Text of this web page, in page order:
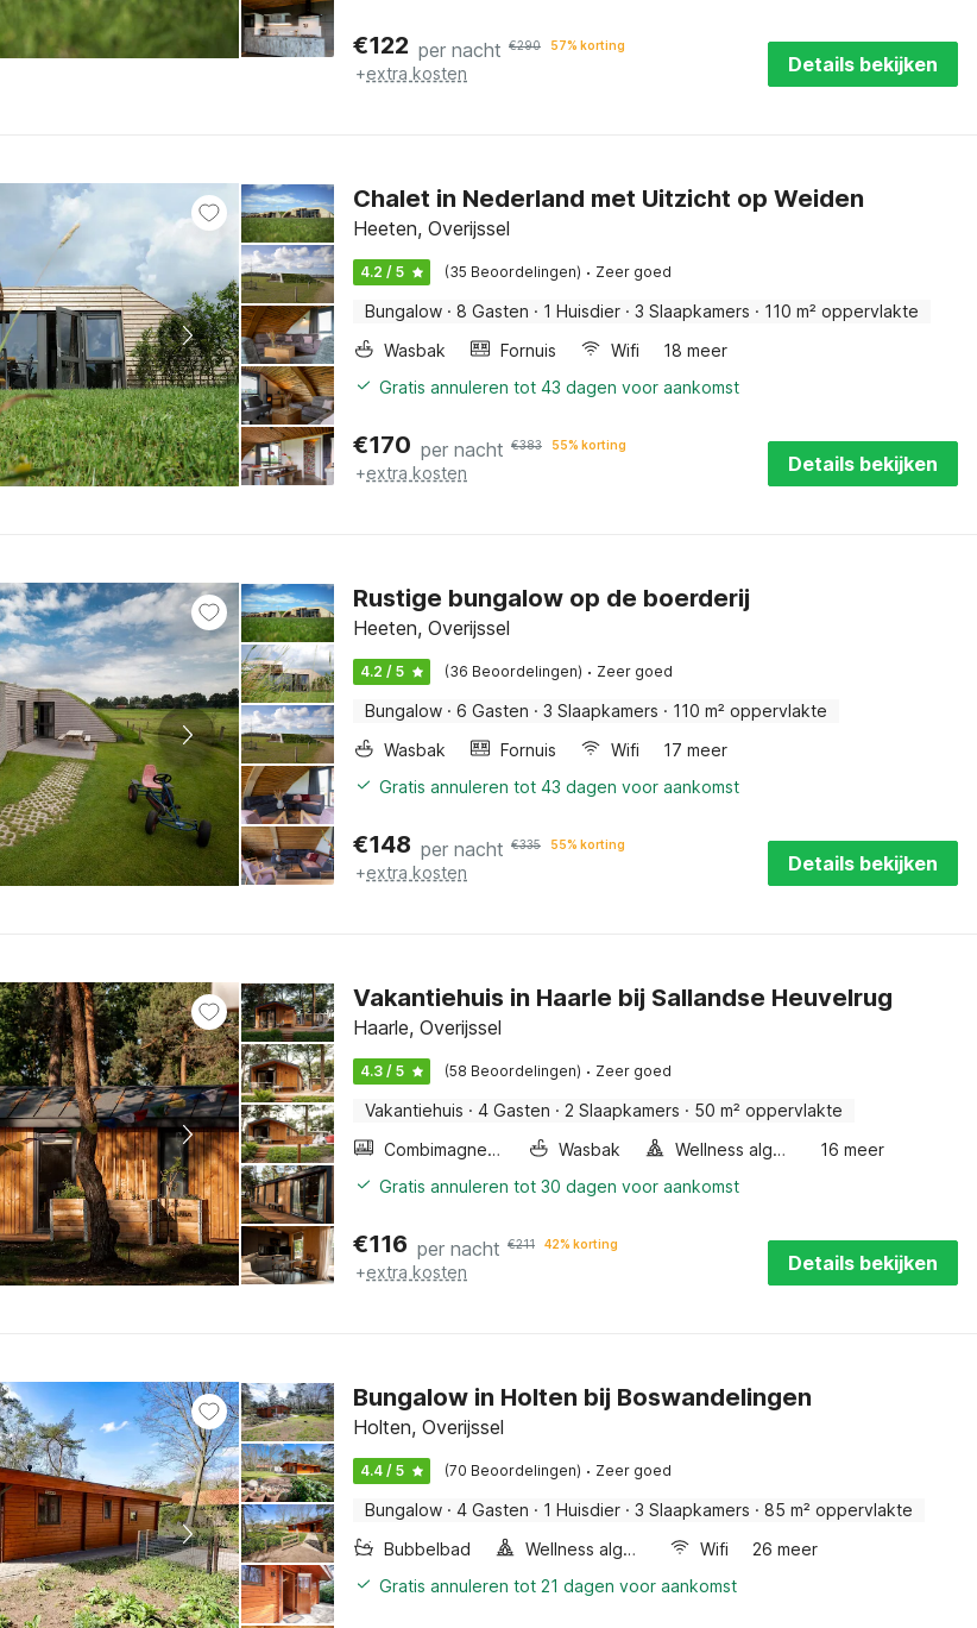
€122 per nacht €290 57% korting
+extra kosten Details bekijken
Chalet in Nederland met Uitzicht op Weiden
Heeten, Overijssel
4.2 / 5 (35 Beoordelingen) · Zeer goed
Bungalow · 8 Gasten · 1 Huisdier · 3 Slaapkamers · 110 m² oppervlakte
Wasbak
Fornuis Wifi
18 meer
Gratis annuleren tot 43 dagen voor aankomst
€170 per nacht €383 55% korting
+extra kosten Details bekijken
Rustige bungalow op de boerderij
Heeten, Overijssel
4.2 / 5 (36 Beoordelingen) · Zeer goed
Bungalow · 6 Gasten · 3 Slaapkamers · 110 m² oppervlakte
Wasbak
Fornuis Wifi
17 meer
Gratis annuleren tot 43 dagen voor aankomst
€148 per nacht €335 55% korting
+extra kosten Details bekijken
Vakantiehuis in Haarle bij Sallandse Heuvelrug
Haarle, Overijssel
4.3 / 5 (58 Beoordelingen) · Zeer goed
Vakantiehuis · 4 Gasten · 2 Slaapkamers · 50 m² oppervlakte
Combimagnetron
Wasbak Wellness algemeen
16 meer
Gratis annuleren tot 30 dagen voor aankomst
€116 per nacht €211 42% korting
+extra kosten Details bekijken
Bungalow in Holten bij Boswandelingen
Holten, Overijssel
4.4 / 5 (70 Beoordelingen) · Zeer goed
Bungalow · 4 Gasten · 1 Huisdier · 3 Slaapkamers · 85 m² oppervlakte
Bubbelbad
Wellness algemeen Wifi
26 meer
Gratis annuleren tot 21 dagen voor aankomst